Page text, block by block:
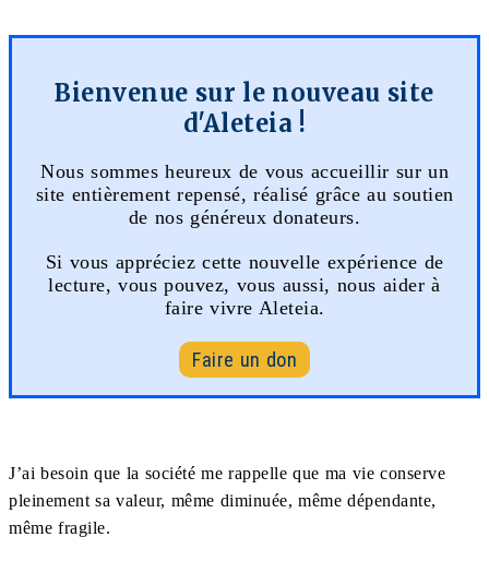
Bienvenue sur le nouveau site
d'Aleteia !
Nous sommes heureux de vous accueillir sur un
site entièrement repensé, réalisé grâce au soutien
de nos généreux donateurs.
Si vous appréciez cette nouvelle expérience de
lecture, vous pouvez, vous aussi, nous aider à
faire vivre Aleteia.
Faire un don
J’ai besoin que la société me rappelle que ma vie conserve
pleinement sa valeur, même diminuée, même dépendante,
même fragile.